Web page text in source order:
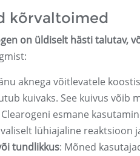
kõrvaltoimed
on üldiselt hästi talutav,
aknega võitlevatele
kuivaks. See kuivus
Clearogeni esmane
lühiajaline reaktsioon
tundlikkus: Mõned